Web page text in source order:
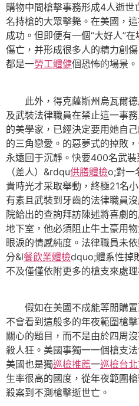
購物中間槍擊事務形成4人逝世
名持槍的大眾擊斃。在美國，
成功。但即便有一個“大好人”
傷亡，并形成很多人的精力創
都是一勞工體健個恐怖的場景。
此外，得克薩斯州烏瓦爾
及武裝法律職員在禁止這一事
的美學家，已經決定要用她自
的三角戀愛。的惡夢式的掉敗
永遠回于沉靜。快要400名武
（差人）&rdqu供膳體檢o;對一
貴時光才采取舉動，終極21名
有素且武裝到牙齒的法律職員
院給出的查詢拜訪陳述將喜劇
地下室，他必須阻止牛土豪用
眼淚的情感純度。法律職員未
分&l餐飲業體檢dquo;體系性掉
不及僅僅依附更多的槍支來處
假如在美國不成能等閒購
不會看到這般多的年夜範圍槍
關心的題目，而不是由於四周
殺人狂。美國事獨一一個槍支
美國也是獨巡檢推薦一巡檢台
生率很高的國度，從年夜範圍
殺案到不測槍擊逝世亡。